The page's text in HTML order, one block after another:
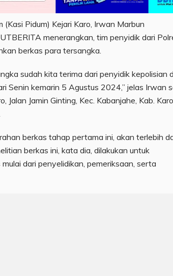
(Kasi Pidum) Kejari Karo, Irwan Marbun
menerangkan, tim penyidik dari
berkas para tersangka.
sudah kita terima dari penyidik kepolisian
Senin kemarin 5 Agustus 2024,” jelas Irwan
Jalan Jamin Ginting, Kec. Kabanjahe, Kab. Karo,
berkas tahap pertama ini, akan terlebih
berkas ini, kata dia, dilakukan untuk
dari penyelidikan, pemeriksaan, serta